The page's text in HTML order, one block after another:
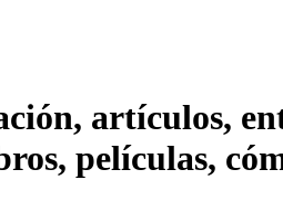
artículos,
películas,